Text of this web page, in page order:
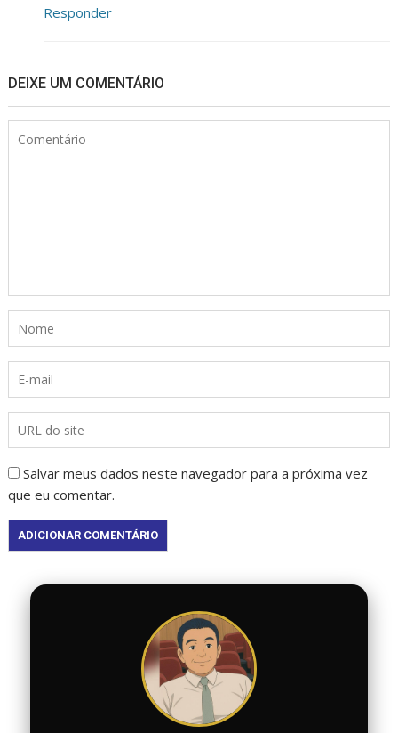
Responder
DEIXE UM COMENTÁRIO
Salvar meus dados neste navegador para a próxima vez
que eu comentar.